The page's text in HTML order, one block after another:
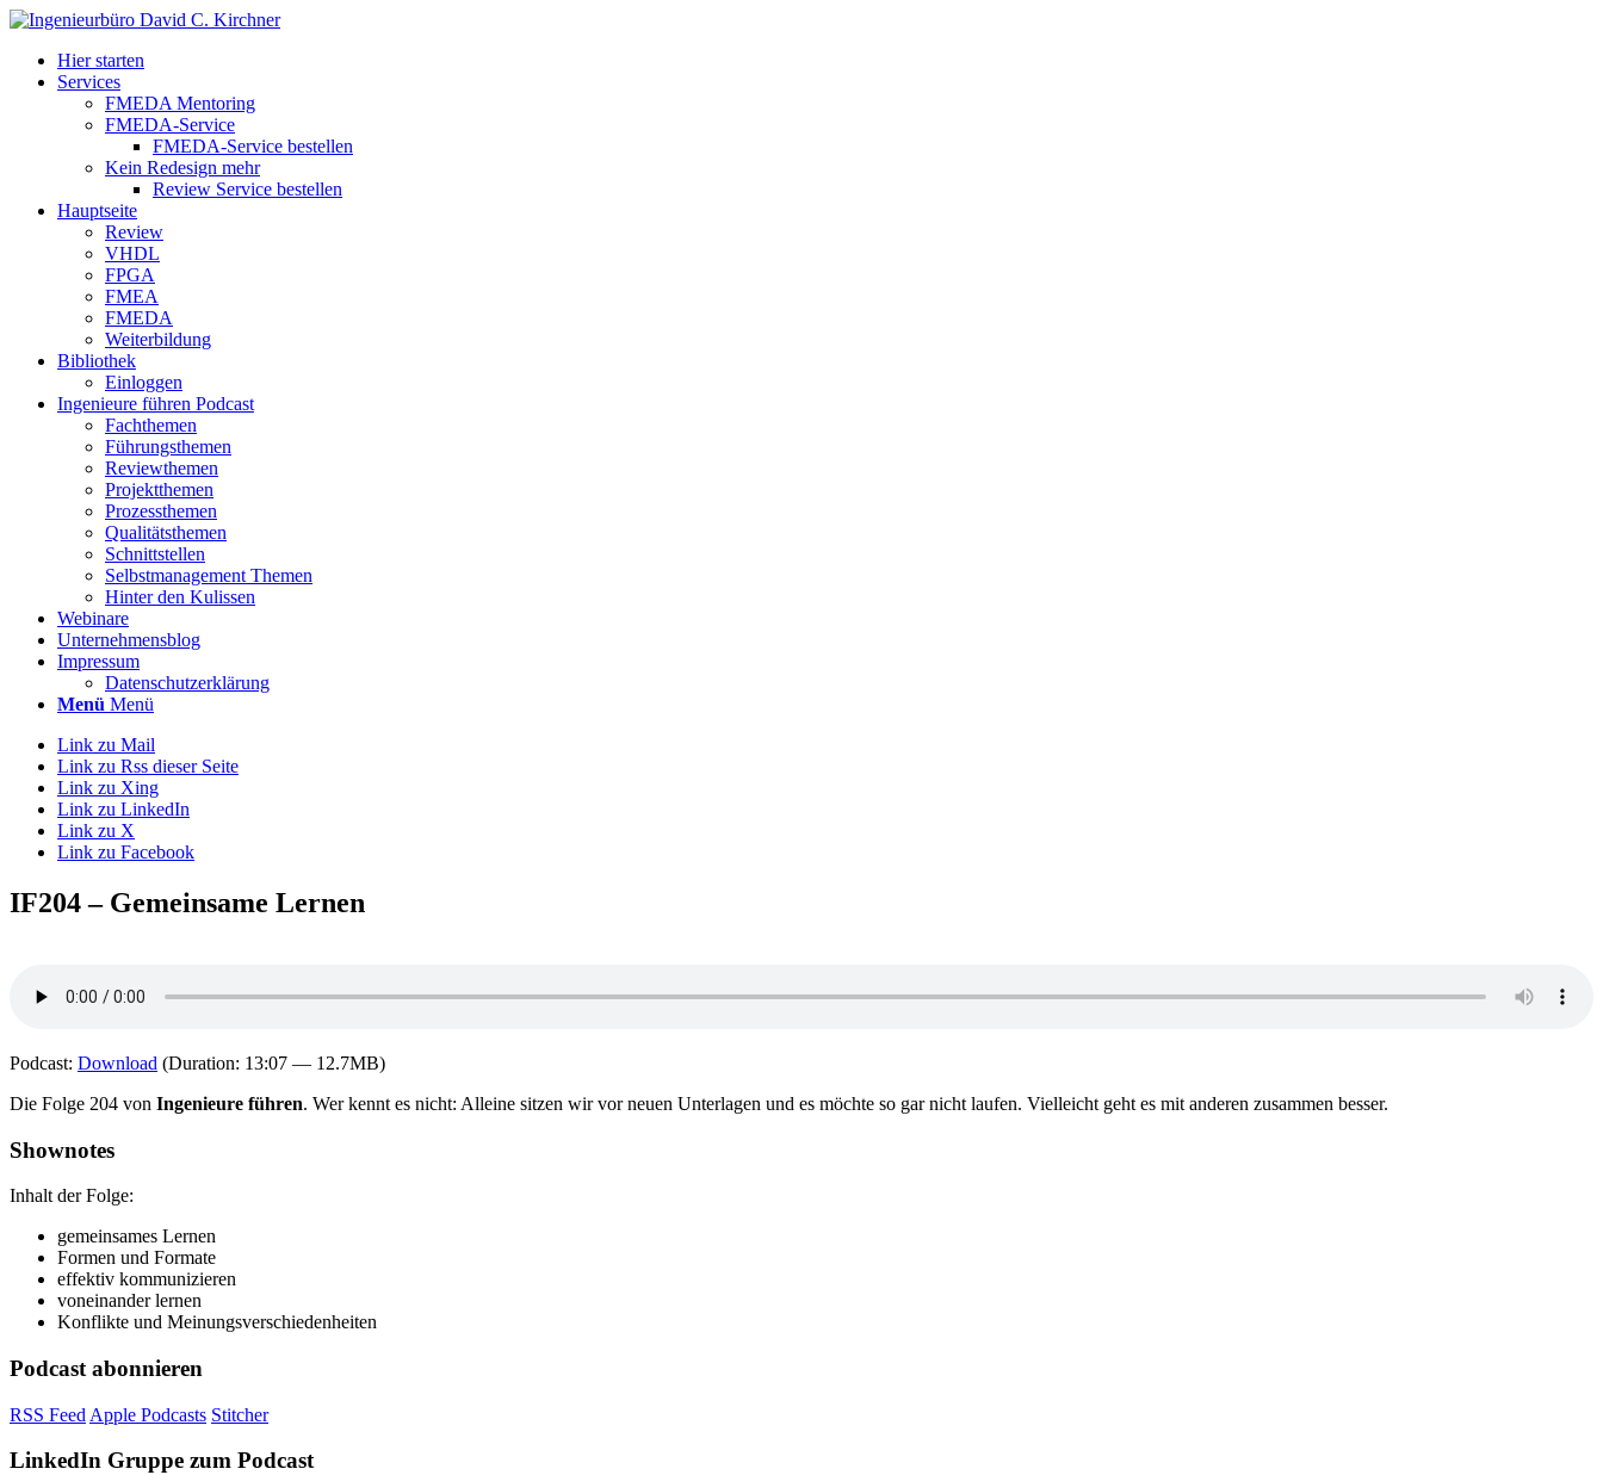
Hier starten
Services
FMEDA Mentoring
FMEDA-Service
FMEDA-Service bestellen
Kein Redesign mehr
Review Service bestellen
Hauptseite
Review
VHDL
FPGA
FMEA
FMEDA
Weiterbildung
Bibliothek
Einloggen
Ingenieure führen Podcast
Fachthemen
Führungsthemen
Reviewthemen
Projektthemen
Prozessthemen
Qualitätsthemen
Schnittstellen
Selbstmanagement Themen
Hinter den Kulissen
Webinare
Unternehmensblog
Impressum
Datenschutzerklärung
Menü Menü
Link zu Mail
Link zu Rss dieser Seite
Link zu Xing
Link zu LinkedIn
Link zu X
Link zu Facebook
IF204 – Gemeinsame Lernen
Podcast: Download (Duration: 13:07 — 12.7MB)
Die Folge 204 von Ingenieure führen. Wer kennt es nicht: Alleine sitzen wir vor neuen Unterlagen und es möchte so gar nicht laufen. Vielleicht geht es mit anderen zusammen besser.
Shownotes
Inhalt der Folge:
gemeinsames Lernen
Formen und Formate
effektiv kommunizieren
voneinander lernen
Konflikte und Meinungsverschiedenheiten
Podcast abonnieren
RSS Feed Apple Podcasts Stitcher
LinkedIn Gruppe zum Podcast